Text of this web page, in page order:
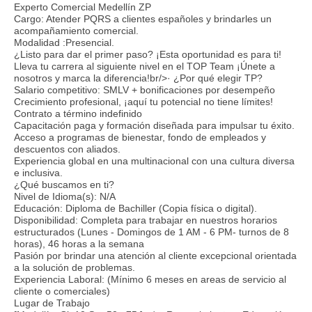
Experto Comercial Medellín ZP
Cargo: Atender PQRS a clientes españoles y brindarles un
acompañamiento comercial.
Modalidad :Presencial.
¿Listo para dar el primer paso? ¡Esta oportunidad es para ti!
Lleva tu carrera al siguiente nivel en el TOP Team ¡Únete a
nosotros y marca la diferencia!br/>· ¿Por qué elegir TP?
Salario competitivo: SMLV + bonificaciones por desempeño
Crecimiento profesional, ¡aquí tu potencial no tiene límites!
Contrato a término indefinido
Capacitación paga y formación diseñada para impulsar tu éxito.
Acceso a programas de bienestar, fondo de empleados y
descuentos con aliados.
Experiencia global en una multinacional con una cultura diversa
e inclusiva.
¿Qué buscamos en ti?
Nivel de Idioma(s): N/A
Educación: Diploma de Bachiller (Copia física o digital).
Disponibilidad: Completa para trabajar en nuestros horarios
estructurados (Lunes - Domingos de 1 AM - 6 PM- turnos de 8
horas), 46 horas a la semana
Pasión por brindar una atención al cliente excepcional orientada
a la solución de problemas.
Experiencia Laboral: (Mínimo 6 meses en areas de servicio al
cliente o comerciales)
Lugar de Trabajo